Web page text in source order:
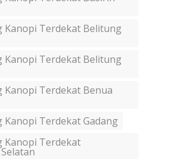
Kanopi Terdekat Belitung
Kanopi Terdekat Belitung
Kanopi Terdekat Benua
Kanopi Terdekat Gadang
Kanopi Terdekat